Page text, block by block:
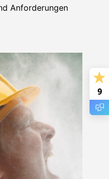
Anforderungen
9